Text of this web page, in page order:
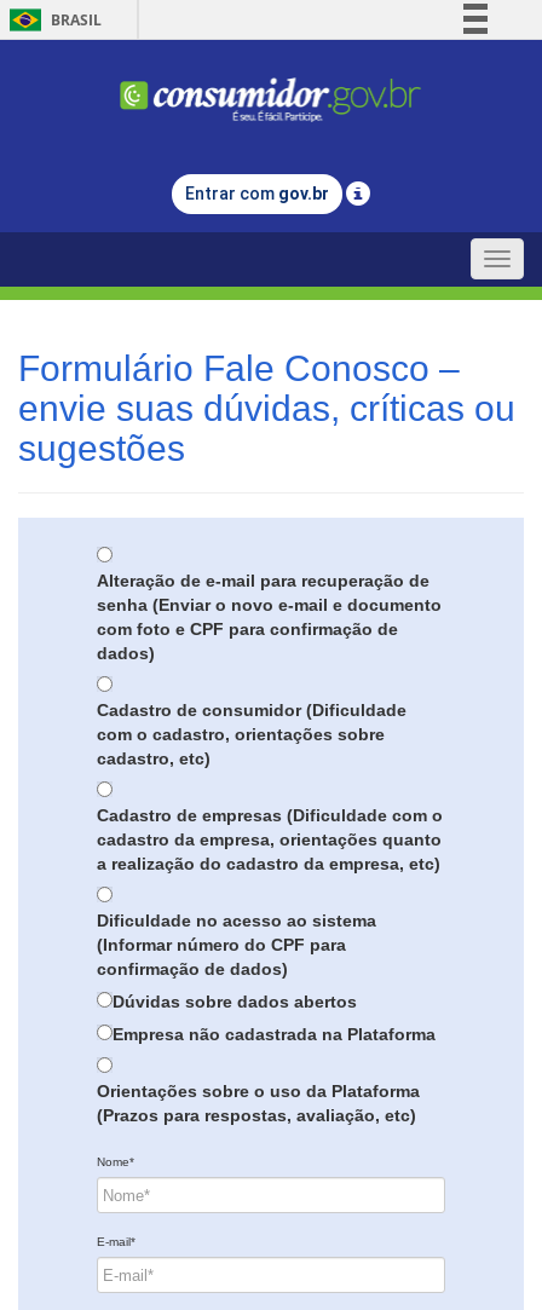
BRASIL
Comunica BR
Legislação
Entrar com gov.br
Toggle
Formulário Fale Conosco –
envie suas dúvidas, críticas ou
sugestões
Alteração de e-mail para recuperação de
senha (Enviar o novo e-mail e documento
com foto e CPF para confirmação de
dados)
Cadastro de consumidor (Dificuldade
com o cadastro, orientações sobre
cadastro, etc)
Cadastro de empresas (Dificuldade com o
cadastro da empresa, orientações quanto
a realização do cadastro da empresa, etc)
Dificuldade no acesso ao sistema
(Informar número do CPF para
confirmação de dados)
Dúvidas sobre dados abertos
Empresa não cadastrada na Plataforma
Orientações sobre o uso da Plataforma
(Prazos para respostas, avaliação, etc)
Nome*
E-mail*